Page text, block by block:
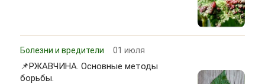
Болезни и вредители 01 июля
📌РЖАВЧИНА. Основные методы
борьбы.